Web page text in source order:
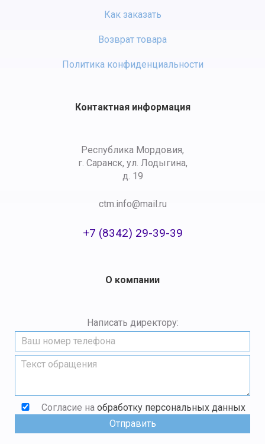
Как заказать
Возврат товара
Политика конфиденциальности
О компании
Написать директору:
Согласие на обработку персональных данных
Контактная информация
Республика Мордовия,
г. Саранск, ул. Лодыгина,
д. 19
ctm.info@mail.ru
+7 (8342) 29-39-39